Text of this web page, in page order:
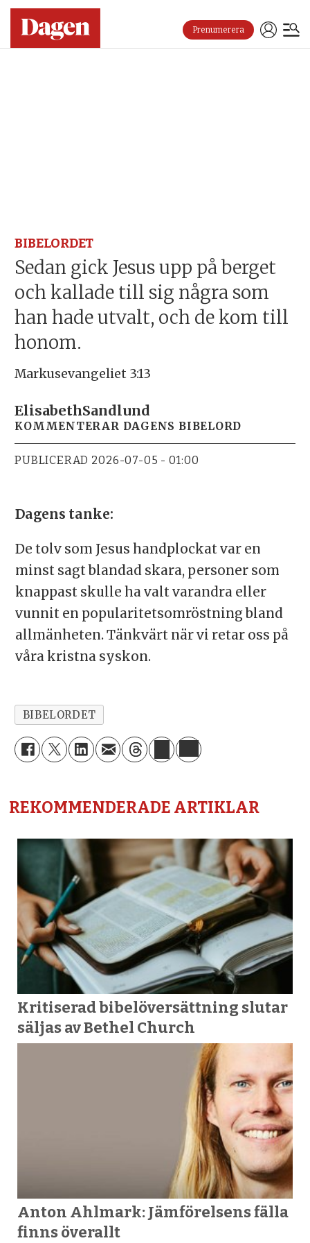
Prenumerera
BIBELORDET
Sedan gick Jesus upp på berget
och kallade till sig några som
han hade utvalt, och de kom till
honom.
Markusevangeliet 3:13
ElisabethSandlund
KOMMENTERAR DAGENS BIBELORD
PUBLICERAD 2026-07-05 - 01:00
Dagens tanke:
De tolv som Jesus handplockat var en
minst sagt blandad skara, personer som
knappast skulle ha valt varandra eller
vunnit en popularitetsomröstning bland
allmänheten. Tänkvärt när vi retar oss på
våra kristna syskon.
BIBELORDET
REKOMMENDERADE ARTIKLAR
Kritiserad bibelöversättning slutar
säljas av Bethel Church
Anton Ahlmark: Jämförelsens fälla
finns överallt